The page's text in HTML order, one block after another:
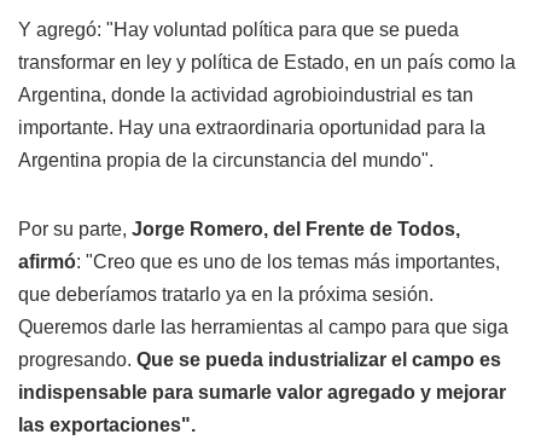
Y agregó: "Hay voluntad política para que se pueda
transformar en ley y política de Estado, en un país como la
Argentina, donde la actividad agrobioindustrial es tan
importante. Hay una extraordinaria oportunidad para la
Argentina propia de la circunstancia del mundo".
Por su parte, Jorge Romero, del Frente de Todos,
afirmó: "Creo que es uno de los temas más importantes,
que deberíamos tratarlo ya en la próxima sesión.
Queremos darle las herramientas al campo para que siga
progresando. Que se pueda industrializar el campo es
indispensable para sumarle valor agregado y mejorar
las exportaciones".